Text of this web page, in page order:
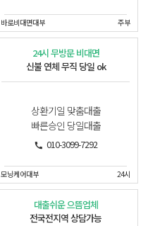
바로비대면대부 주부
24시 무방문 비대면
신불 연체 무직 당일 ok
상환기일 맞춤대출
빠른승인 당일대출
010-3099-7292
모닝케어대부 24시
대출쉬운 으뜸업체
전국전지역 상담가능